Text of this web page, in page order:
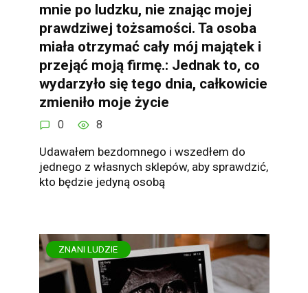
mnie po ludzku, nie znając mojej
prawdziwej tożsamości. Ta osoba
miała otrzymać cały mój majątek i
przejąć moją firmę.: Jednak to, co
wydarzyło się tego dnia, całkowicie
zmieniło moje życie
0 8
Udawałem bezdomnego i wszedłem do
jednego z własnych sklepów, aby sprawdzić,
kto będzie jedyną osobą
ZNANI LUDZIE